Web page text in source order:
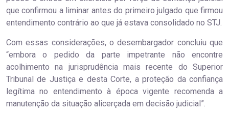
que confirmou a liminar antes do primeiro julgado que firmou
entendimento contrário ao que já estava consolidado no STJ.
Com essas considerações, o desembargador concluiu que
“embora o pedido da parte impetrante não encontre
acolhimento na jurisprudência mais recente do Superior
Tribunal de Justiça e desta Corte, a proteção da confiança
legítima no entendimento à época vigente recomenda a
manutenção da situação alicerçada em decisão judicial”.